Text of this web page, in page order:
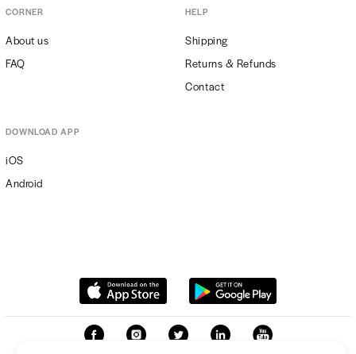
CORNER
About us
FAQ
HELP
Shipping
Returns & Refunds
Contact
DOWNLOAD APP
iOS
Android